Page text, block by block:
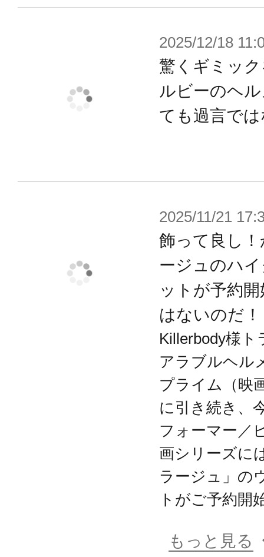
2025/12/18
驚くギミッ
ルビーのヘ
ても過言で
2025/11/21
飾って良し
ージュのハ
ットが予約
はないのだ！
Killerbody様
アラブルヘル
プライム（映
に引き続き、
フォーマー／
画シリーズに
ラージュ」の
トがご予約開
もっと見る